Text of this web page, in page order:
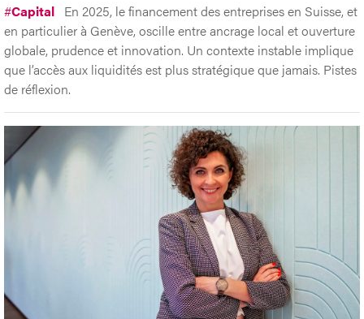
#Capital En 2025, le financement des entreprises en Suisse, et
en particulier à Genève, oscille entre ancrage local et ouverture
globale, prudence et innovation. Un contexte instable implique
que l’accès aux liquidités est plus stratégique que jamais. Pistes
de réflexion.